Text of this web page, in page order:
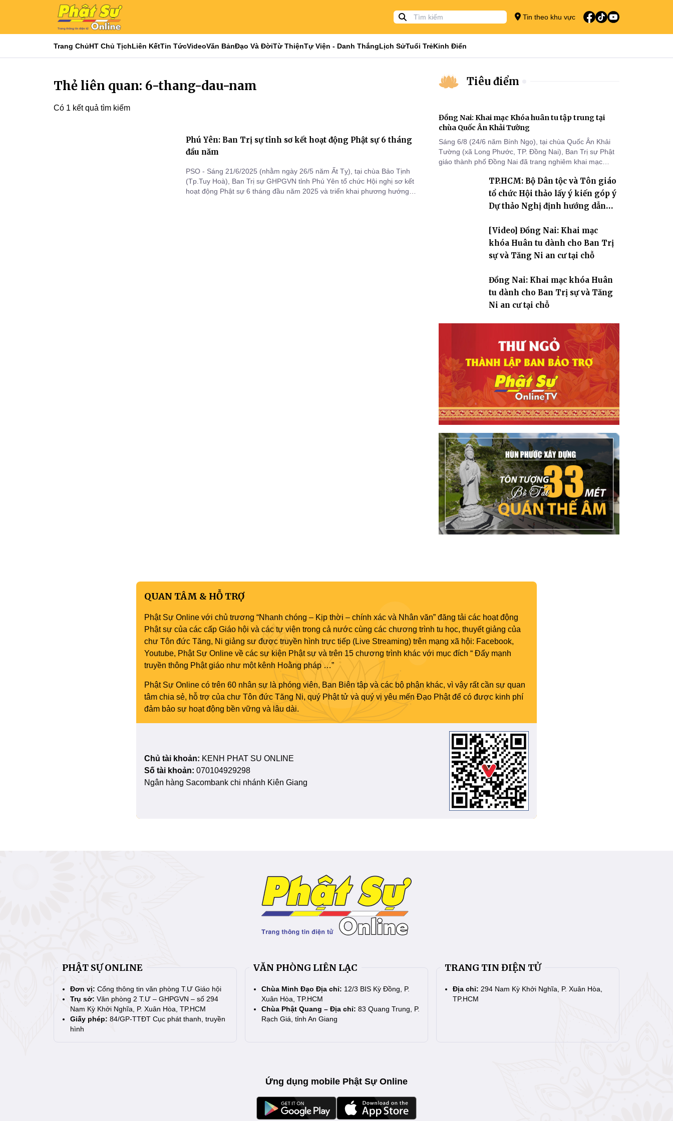
Tin theo khu vực
Trang ChủHT Chủ TịchLiên KếtTin TứcVideoVăn BảnĐạo Và ĐờiTừ ThiệnTự Viện - Danh ThắngLịch SửTuổi TrẻKinh Điển
Thẻ liên quan: 6-thang-dau-nam
Có 1 kết quả tìm kiếm
Phú Yên: Ban Trị sự tỉnh sơ kết hoạt động Phật sự 6 tháng
đầu năm
PSO - Sáng 21/6/2025 (nhằm ngày 26/5 năm Ất Tỵ), tại chùa Bảo Tịnh
(Tp.Tuy Hoà), Ban Trị sự GHPGVN tỉnh Phú Yên tổ chức Hội nghị sơ kết
hoạt động Phật sự 6 tháng đầu năm 2025 và triển khai phương hướng
Tiêu điểm
Đồng Nai: Khai mạc Khóa huân tu tập trung tại
chùa Quốc Ân Khải Tường
Sáng 6/8 (24/6 năm Bính Ngọ), tại chùa Quốc Ân Khải
Tường (xã Long Phước, TP. Đồng Nai), Ban Trị sự Phật
giáo thành phố Đồng Nai đã trang nghiêm khai mạc
2570 dành cho chư Tăng hành giả an cư tại chỗ khu vực
VII, VIII và trường hạ chùa Quốc Ân Khải Tường.
TP.HCM: Bộ Dân tộc và Tôn giáo
tổ chức Hội thảo lấy ý kiến góp ý
Dự thảo Nghị định hướng dẫn
giáo
[Video] Đồng Nai: Khai mạc
khóa Huân tu dành cho Ban Trị
sự và Tăng Ni an cư tại chỗ
Đồng Nai: Khai mạc khóa Huân
tu dành cho Ban Trị sự và Tăng
Ni an cư tại chỗ
QUAN TÂM & HỖ TRỢ
Phật Sự Online với chủ trương “Nhanh chóng – Kịp thời – chính xác và Nhân văn” đăng tải các hoạt động
Phật sự của các cấp Giáo hội và các tự viện trong cả nước cùng các chương trình tu học, thuyết giảng của
chư Tôn đức Tăng, Ni giảng sư được truyền hình trực tiếp (Live Streaming) trên mạng xã hội: Facebook,
Youtube, Phật Sự Online về các sự kiện Phật sự và trên 15 chương trình khác với mục đích “ Đẩy mạnh
truyền thông Phật giáo như một kênh Hoằng pháp …”
Phật Sự Online có trên 60 nhân sự là phóng viên, Ban Biên tập và các bộ phận khác, vì vậy rất cần sự quan
tâm chia sẻ, hỗ trợ của chư Tôn đức Tăng Ni, quý Phật tử và quý vị yêu mến Đạo Phật để có được kinh phí
đảm bảo sự hoạt động bền vững và lâu dài.
Chủ tài khoản: KENH PHAT SU ONLINE
Số tài khoản: 070104929298
Ngân hàng Sacombank chi nhánh Kiên Giang
PHẬT SỰ ONLINE
Đơn vị: Cổng thông tin văn phòng T.Ư Giáo hội
Trụ sở: Văn phòng 2 T.Ư – GHPGVN – số 294
Nam Kỳ Khởi Nghĩa, P. Xuân Hòa, TP.HCM
Giấy phép: 84/GP-TTĐT Cục phát thanh, truyền
hình
VĂN PHÒNG LIÊN LẠC
Chùa Minh Đạo Địa chỉ: 12/3 BIS Kỳ Đồng, P.
Xuân Hòa, TP.HCM
Chùa Phật Quang – Địa chỉ: 83 Quang Trung, P.
Rạch Giá, tỉnh An Giang
TRANG TIN ĐIỆN TỬ
Địa chỉ: 294 Nam Kỳ Khởi Nghĩa, P. Xuân Hòa,
TP.HCM
Ứng dụng mobile Phật Sự Online